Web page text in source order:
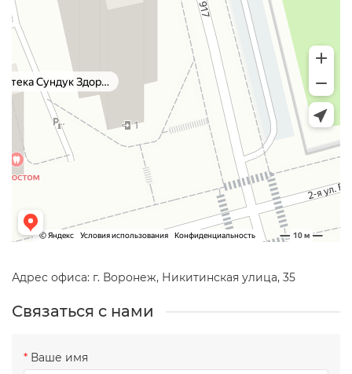
Адрес офиса: г. Воронеж, Никитинская улица, 35
Связаться с нами
Ваше имя